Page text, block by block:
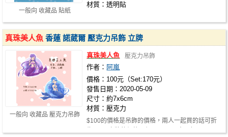
一般向 收藏品 貼紙
材質：透明貼
一般向 收藏品 壓克力吊飾
真珠美人魚 香蓮 諾葳爾 壓克力吊飾 立牌
真珠美人魚 壓克力吊飾
作者： 阿嵐
價格：100元（Set:170元）
發售日期：2020-05-09
尺寸：約7x6cm
材質：壓克力
$100的價格是吊飾的價格，兩人一起買的話可折